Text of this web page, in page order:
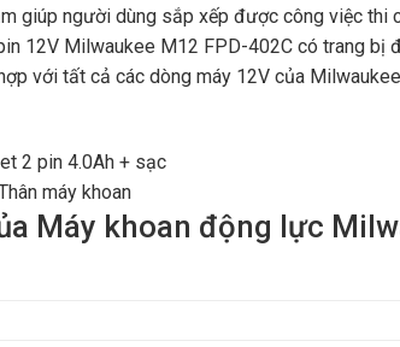
giúp người dùng sắp xếp được công việc thi
12V Milwaukee M12 FPD-402C có trang bị
với tất cả các dòng máy 12V của
2 pin 4.0Ah + sạc
máy khoan
Máy khoan động lực